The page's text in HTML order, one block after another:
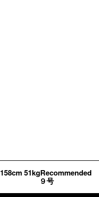
158cm 51kgRecommended
９号